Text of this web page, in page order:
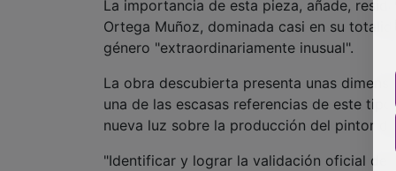
La importancia de esta pieza, añade,
Ortega Muñoz, dominada casi en su
género "extraordinariamente inusual".
La obra descubierta presenta unas
una de las escasas referencias de este
nueva luz sobre la producción del pintor
"Identificar y lograr la validación oficial de